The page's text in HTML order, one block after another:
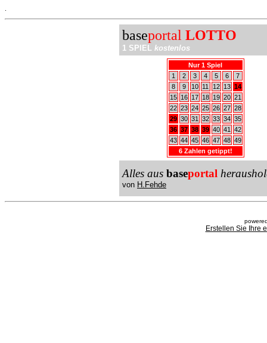
baseportal LOTTO
1 SPIEL kostenlos
Nur 1 Spiel
1
2 3 4 5 6
7
8
9 10 11 12 13 14
15
16 17 18 19 20 21
22 23 24 25 26 27 28
29 30 31 32 33 34 35
36 37 38 39 40 41
42
43 44 45 46 47 48 49
6 Zahlen getippt!
Alles aus baseportal
von H.Fehde
Erstellen Sie Ihre